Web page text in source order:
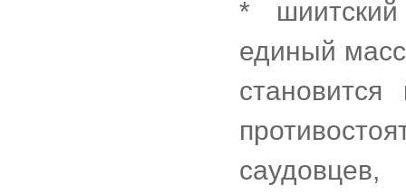
* шиитский
единый